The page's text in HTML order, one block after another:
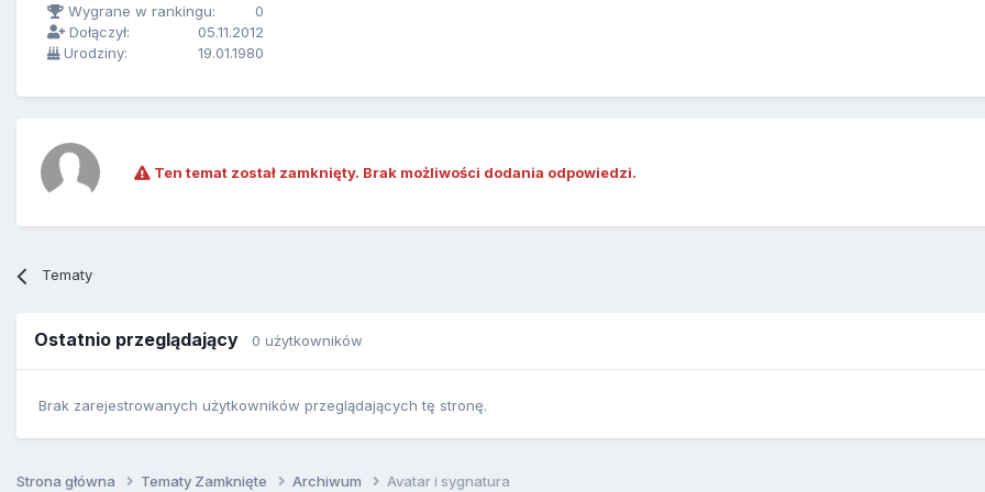
Wygrane w rankingu:
0
Dołączył:
05.11.2012
Urodziny:
19.01.1980
Ten temat został zamknięty. Brak możliwości dodania odpowiedzi.
Tematy
Ostatnio przeglądający 0 użytkowników
Brak zarejestrowanych użytkowników przeglądających tę stronę.
Strona główna Tematy Zamknięte Archiwum Avatar i sygnatura